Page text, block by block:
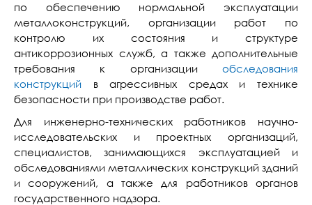
по обеспечению нормальной эксплуатации
металлоконструкций, организации работ по
контролю их состояния и структуре
антикоррозионных служб, а также дополнительные
требования к организации обследования
конструкций в агрессивных средах и технике
безопасности при производстве работ.
Для инженерно-технических работников научно-
исследовательских и проектных организаций,
специалистов, занимающихся эксплуатацией и
обследованиями металлических конструкций зданий
и сооружений, а также для работников органов
государственного надзора.